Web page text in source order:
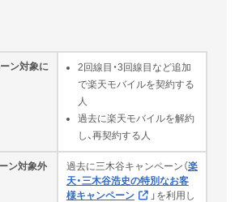
ン対象に
2回線目・3回線目など追加
で楽天モバイルを契約する
人
過去に楽天モバイルを解約
し、再契約する人
ン対象外
過去に三木谷キャンペーン（楽
天・三木谷浩史の特別なお客
様キャンペーン
」を利用し